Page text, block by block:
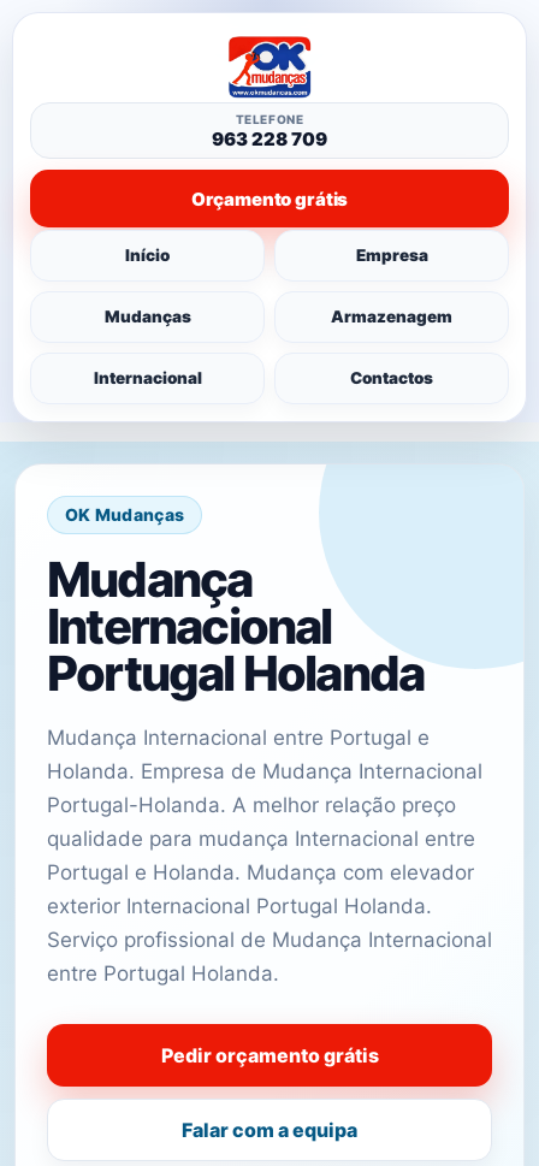
Início Empresa
Mudanças Armazenagem
Internacional Contactos
TELEFONE
963 228 709
Orçamento grátis
OK Mudanças
Mudança
Internacional
Portugal Holanda
Mudança Internacional entre Portugal e
Holanda. Empresa de Mudança Internacional
Portugal-Holanda. A melhor relação preço
qualidade para mudança Internacional entre
Portugal e Holanda. Mudança com elevador
exterior Internacional Portugal Holanda.
Serviço profissional de Mudança Internacional
entre Portugal Holanda.
Pedir orçamento grátis
Falar com a equipa